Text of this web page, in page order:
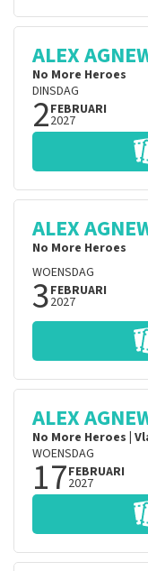
ALEX
No More Heroes
DINSDAG
2FEBRUARI
2027
ALEX
No More Heroes
WOENSDAG
3FEBRUARI
2027
ALEX
No More Heroes |
WOENSDAG
17FEBRUARI
2027